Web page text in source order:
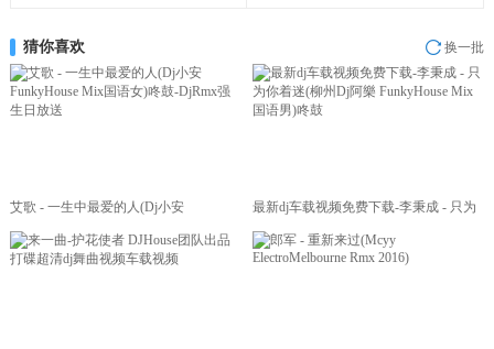
猜你喜欢 换一批
艾歌 - 一生中最爱的人(Dj小安
FunkyHouse Mix国语女)咚鼓-DjRmx强
生日放送
最新dj车载视频免费下载-李秉成 - 只为
你着迷(柳州Dj阿樂 FunkyHouse Mix国
语男)咚鼓